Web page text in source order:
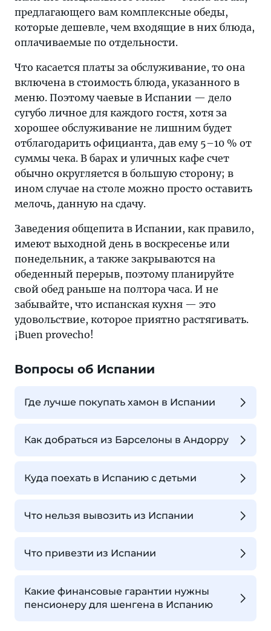
предлагающего вам комплексные обеды,
которые дешевле, чем входящие в них блюда,
оплачиваемые по отдельности.
Что касается платы за обслуживание, то она
включена в стоимость блюда, указанного в
меню. Поэтому чаевые в Испании — дело
сугубо личное для каждого гостя, хотя за
хорошее обслуживание не лишним будет
отблагодарить официанта, дав ему 5–10 % от
суммы чека. В барах и уличных кафе счет
обычно округляется в большую сторону; в
ином случае на столе можно просто оставить
мелочь, данную на сдачу.
Заведения общепита в Испании, как правило,
имеют выходной день в воскресенье или
понедельник, а также закрываются на
обеденный перерыв, поэтому планируйте
свой обед раньше на полтора часа. И не
забывайте, что испанская кухня — это
удовольствие, которое приятно растягивать.
¡Buen provecho!
Вопросы об Испании
Где лучше покупать хамон в Испании
Как добраться из Барселоны в Андорру
Куда поехать в Испанию с детьми
Что нельзя вывозить из Испании
Что привезти из Испании
Какие финансовые гарантии нужны
пенсионеру для шенгена в Испанию